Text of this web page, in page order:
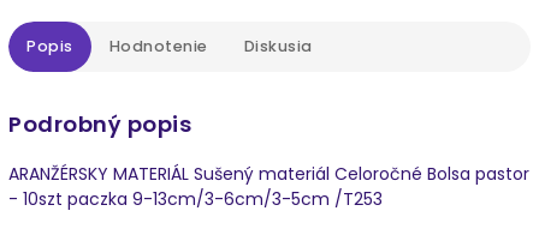
Popis Hodnotenie Diskusia
Podrobný popis
ARANŽÉRSKY MATERIÁL Sušený materiál Celoročné Bolsa pastor
- 10szt paczka 9-13cm/3-6cm/3-5cm /T253